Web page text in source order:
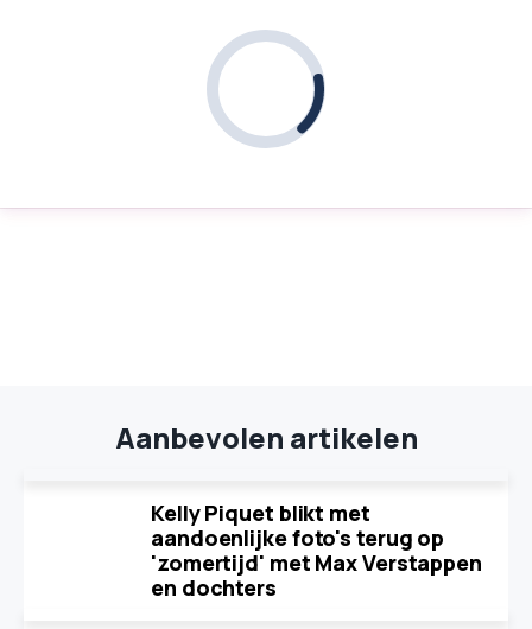
Aanbevolen artikelen
Kelly Piquet blikt met
aandoenlijke foto's terug op
'zomertijd' met Max Verstappen
en dochters